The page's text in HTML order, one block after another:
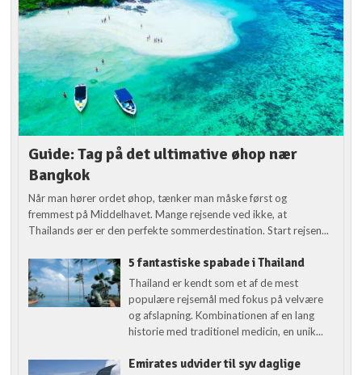
Guide: Tag på det ultimative øhop nær
Bangkok
Når man hører ordet øhop, tænker man måske først og
fremmest på Middelhavet. Mange rejsende ved ikke, at
Thailands øer er den perfekte sommerdestination. Start rejsen...
5 fantastiske spabade i Thailand
Thailand er kendt som et af de mest
populære rejsemål med fokus på velvære
og afslapning. Kombinationen af en lang
historie med traditionel medicin, en unik...
Emirates udvider til syv daglige